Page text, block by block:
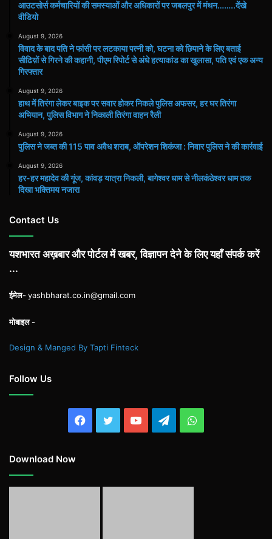
आउटसोर्स कर्मचारियों की समस्याओं और अधिकारों पर जबलपुर में मंथन……..देंखे
वीडियो
August 9, 2026
विवाद के बाद पति ने फांसी पर लटकाया पत्नी को, घटना को छिपाने के लिए बताई
सीढिय़ों से गिरने की कहानी, पीएम रिपोर्ट से अंधे हत्याकांड का खुलासा, पति एवं एक अन्य
गिरफ्तार
August 9, 2026
हाथ मेंं तिरंगा लेकर बाइक पर सवार होकर निकले पुलिस अफसर, हर घर तिरंगा
अभियान, पुलिस विभाग ने निकाली तिरंगा वाहन रैली
August 9, 2026
पुलिस ने जब्त की 115 पाव अवैध शराब, ऑपरेशन शिकंजा : निवार पुलिस ने की कार्रवाई
August 9, 2026
हर-हर महादेव की गूंज, कांवड़ यात्रा निकली, बागेश्वर धाम से नीलकंठेश्वर धाम तक
दिखा भक्तिमय नजारा
Contact Us
यशभारत अख़बार और पोर्टल में खबर, विज्ञापन देने के लिए यहाँ संपर्क करें
...
ईमेल-yashbharat.co.in@gmail.com
मोबाइल -
Design & Manged By Tapti Finteck
Follow Us
Facebook
TwitterYouTubeTelegramWhatsApp
Download Now